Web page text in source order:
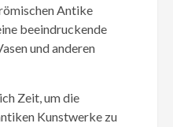
Antike
beeindruckende
und anderen
Zeit, um die
Kunstwerke zu